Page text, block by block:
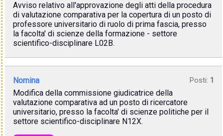
Avviso relativo all'approvazione degli atti della procedura
di valutazione comparativa per la copertura di un posto di
professore universitario di ruolo di prima fascia, presso
la facolta' di scienze della formazione - settore
scientifico-disciplinare L02B.
Nomina Posti: 1
Modifica della commissione giudicatrice della
valutazione comparativa ad un posto di ricercatore
universitario, presso la facolta' di scienze politiche per il
settore scientifico-disciplinare N12X.